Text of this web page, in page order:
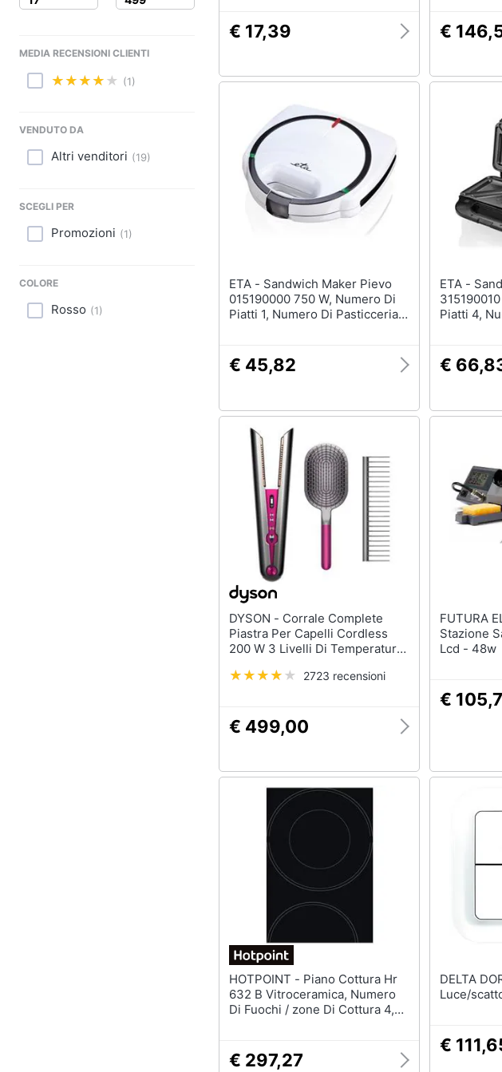
Giocattoli
Fotografia
Abbigliamento
Animali
MEDIA RECENSIONI CLIENTI
(1)
VENDUTO DA
Altri venditori (19)
SCEGLI PER
Promozioni (1)
COLORE
Rosso (1)
€ 17,39 €
ETA - Sandwich Maker Pievo
015190000 750 W, Numero Di
Piatti 1, Numero Di Pasticceria
€ 45,82
ETA - Sandwich Maker Sorento
Piatti 4,
€
DYSON - Corrale Complete
Piastra Per Capelli Cordless
200 W 3 Livelli Di Temperatura
2723 recensioni
€ 499,00
FUTURA
Stazione
Lcd - 48w
€
HOTPOINT - Piano Cottura Hr
632 B Vitroceramica, Numero
Di Fuochi / zone Di Cottura 4,
€ 297,27
DELTA DORE -
Luce/
€